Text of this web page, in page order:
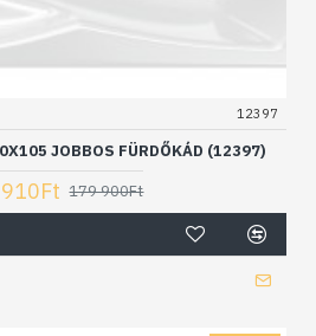
12397
JOBBOS FÜRDŐKÁD (12397)
179 900Ft